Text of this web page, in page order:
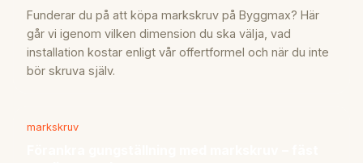
Funderar du på att köpa markskruv på Byggmax? Här
går vi igenom vilken dimension du ska välja, vad
installation kostar enligt vår offertformel och när du inte
bör skruva själv.
markskruv